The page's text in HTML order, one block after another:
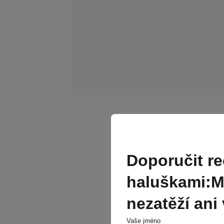
Doporučit
nezatěží
Vaše jméno